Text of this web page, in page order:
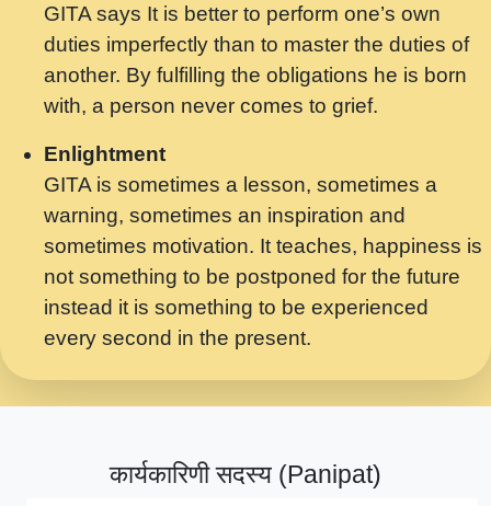
मर गनय न अपरध लडडल शर रध.... Shri
ravinandan shastri ji maharaj.mp3
मेरे मन हरी का ध्यान लगा - भजन भाव - 2018 -
Rishikesh - Swami Gyananand Ji
Maharaj.mp3
यह हसरत तलब ह नकज कमर Yahi Hasraten
Talab Hai Bhav Pravah #bhajan.mp3
लडल ज बल ल क ज न लग Sadhvi Purnima Ji
7.9.2021 जवल नगर दलल #बसर.mp3
सख भ मझ पयर ह दख भ मझ पयर ह!छड म कस दत
सपरहट भजन 2021 - तर अखय ह जद भर बहर ज म
सपरहट शयम भजन - जय जय शयम जय जय शयम
GITA says It is better to perform one’s own
duties imperfectly than to master the duties of
another. By fulfilling the obligations he is born
with, a person never comes to grief.
Enlightment
GITA is sometimes a lesson, sometimes a
warning, sometimes an inspiration and
sometimes motivation. It teaches, happiness is
not something to be postponed for the future
instead it is something to be experienced
every second in the present.
कार्यकारिणी सदस्य (Panipat)